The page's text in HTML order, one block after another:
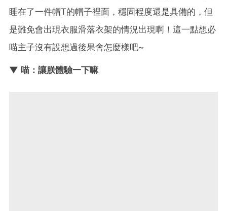
睡在了一件帽T的帽子裡面，穩固程度還是具備的，但
是難免會出現衣服滑落衣架的情況出現啊！這一點想必
喵主子沒有設想過後果會怎麼樣吧~
▼ 喵：讓朕體驗一下嘛